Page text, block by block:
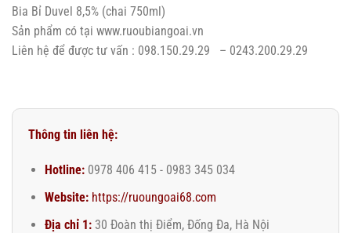
Bia Bỉ Duvel 8,5% (chai 750ml)
Sản phẩm có tại www.ruoubiangoai.vn
Liên hệ để được tư vấn : 098.150.29.29 – 0243.200.29.29
Thông tin liên hệ:
Hotline:0978 406 415 - 0983 345 034
Website: https://ruoungoai68.com
Địa chỉ 1:30 Đoàn thị Điểm, Đống Đa, Hà Nội